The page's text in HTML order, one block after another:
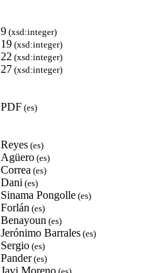
9 (xsd:integer)
19 (xsd:integer)
22 (xsd:integer)
27 (xsd:integer)
PDF (es)
Reyes (es)
Agüero (es)
Correa (es)
Dani (es)
Sinama Pongolle (es)
Forlán (es)
Benayoun (es)
Jerónimo Barrales (es)
Sergio (es)
Pander(es)
Javi Moreno